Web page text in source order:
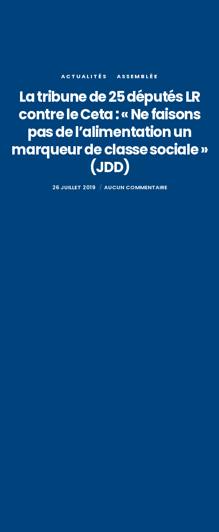
ACTUALITÉS ASSEMBLÉE
La tribune de 25 députés LR
contre le Ceta : « Ne faisons
pas de l’alimentation un
marqueur de classe sociale »
(JDD)
26 JUILLET 2019 AUCUN COMMENTAIRE